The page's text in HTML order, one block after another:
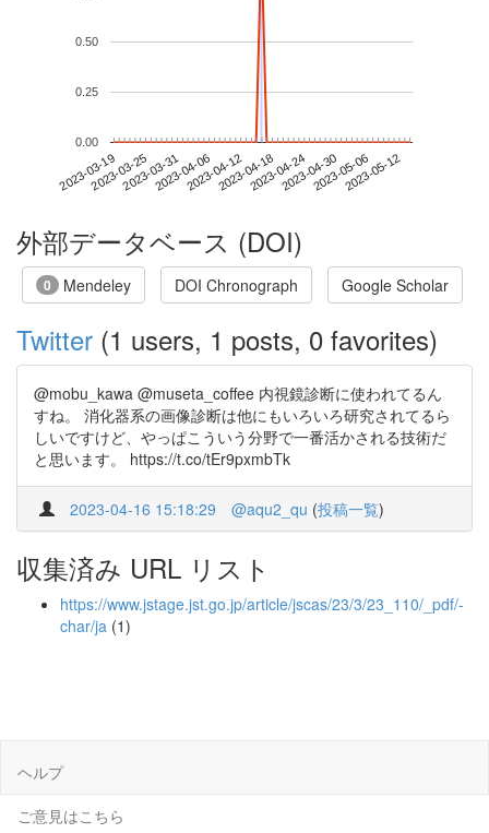
2023-03-192023-03-252023-03-312023-04-062023-04-122023-04-182023-04-242023-04-302023-05-062023-05-12
0.00
0.25
0.50
外部データベース (DOI)
0 Mendeley DOI Chronograph Google Scholar
Twitter (1 users, 1 posts, 0 favorites)
@mobu_kawa @museta_coffee 内視鏡診断に使われてるん
すね。 消化器系の画像診断は他にもいろいろ研究されてるら
しいですけど、やっぱこういう分野で一番活かされる技術だ
と思います。 https://t.co/tEr9pxmbTk
2023-04-16 15:18:29 @aqu2_qu (投稿一覧)
収集済み URL リスト
https://www.jstage.jst.go.jp/article/jscas/23/3/23_110/_pdf/-
char/ja (1)
ヘルプ
ご意見はこちら